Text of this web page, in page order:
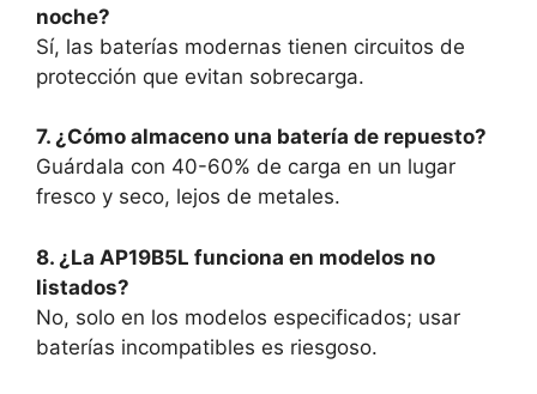
noche?
Sí, las baterías modernas tienen circuitos de
protección que evitan sobrecarga.
7. ¿Cómo almaceno una batería de repuesto?
Guárdala con 40-60% de carga en un lugar
fresco y seco, lejos de metales.
8. ¿La AP19B5L funciona en modelos no
listados?
No, solo en los modelos especificados; usar
baterías incompatibles es riesgoso.